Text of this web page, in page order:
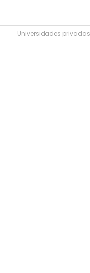
Universidades privadas